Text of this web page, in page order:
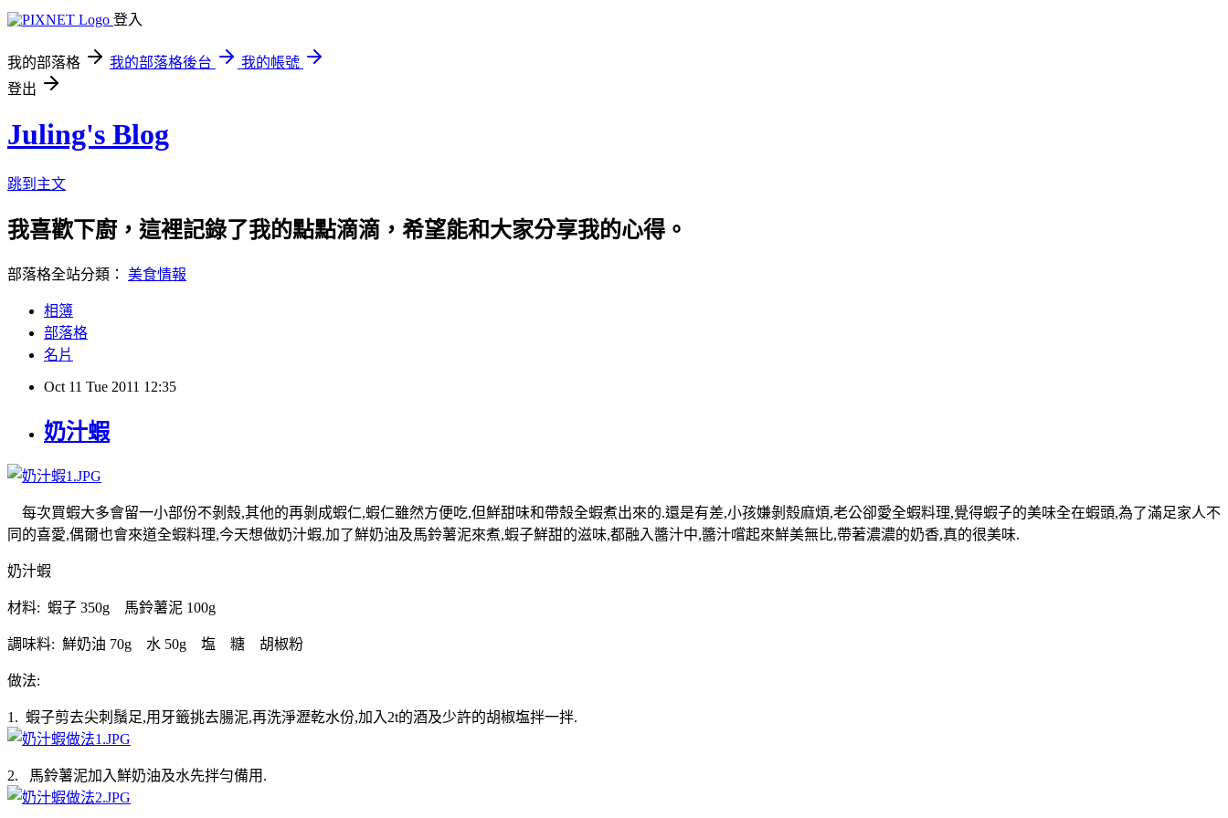
登入
我的部落格 我的部落格後台
我的帳號
登出
Juling's Blog
跳到主文
我喜歡下廚，這裡記錄了我的點點滴滴，希望能和大家分享我的心得。
部落格全站分類： 美食情報
相簿
部落格
名片
Oct 11 Tue 2011 12:35
奶汁蝦
每次買蝦大多會留一小部份不剝殼,其他的再剝成蝦仁,蝦仁雖然方便吃,但鮮甜味和帶殼全蝦煮出來的.還是有差,小孩嫌剝殼麻煩,老公卻愛全蝦料理,覺得蝦子的美味全在蝦頭,為了滿足家人不
同的喜愛,偶爾也會來道全蝦料理,今天想做奶汁蝦,加了鮮奶油及馬鈴薯泥來煮,蝦子鮮甜的滋味,都融入醬汁中,醬汁嚐起來鮮美無比,帶著濃濃的奶香,真的很美味.
奶汁蝦
材料: 蝦子 350g 馬鈴薯泥 100g
調味料: 鮮奶油 70g 水 50g 塩 糖 胡椒粉
做法:
1. 蝦子剪去尖刺鬚足,用牙籤挑去腸泥,再洗淨瀝乾水份,加入2t的酒及少許的胡椒塩拌一拌.
2. 馬鈴薯泥加入鮮奶油及水先拌勻備用.